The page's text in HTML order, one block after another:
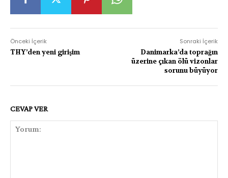
Önceki İçerik
THY’den yeni girişim
Sonraki İçerik
Danimarka’da toprağın
üzerine çıkan ölü vizonlar
sorunu büyüyor
CEVAP VER